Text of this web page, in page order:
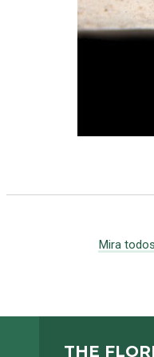
Mira
THE